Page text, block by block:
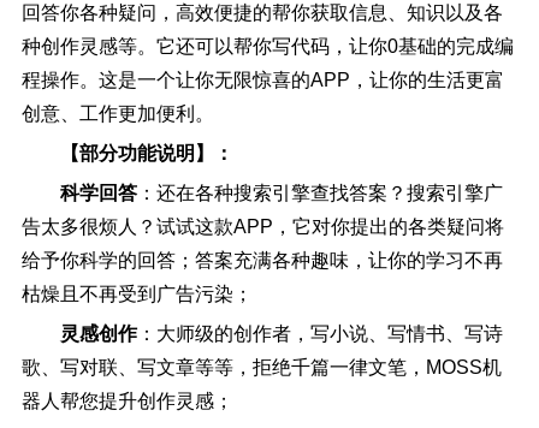
回答你各种疑问，高效便捷的帮你获取信息、知识以及各
种创作灵感等。它还可以帮你写代码，让你0基础的完成编
程操作。这是一个让你无限惊喜的APP，让你的生活更富
创意、工作更加便利。
【部分功能说明】：
科学回答：还在各种搜索引擎查找答案？搜索引擎广
告太多很烦人？试试这款APP，它对你提出的各类疑问将
给予你科学的回答；答案充满各种趣味，让你的学习不再
枯燥且不再受到广告污染；
灵感创作：大师级的创作者，写小说、写情书、写诗
歌、写对联、写文章等等，拒绝千篇一律文笔，MOSS机
器人帮您提升创作灵感；